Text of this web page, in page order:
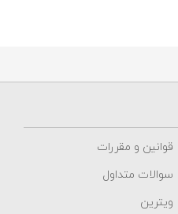
قوانین و مقررات
سوالات متداول
ویترین